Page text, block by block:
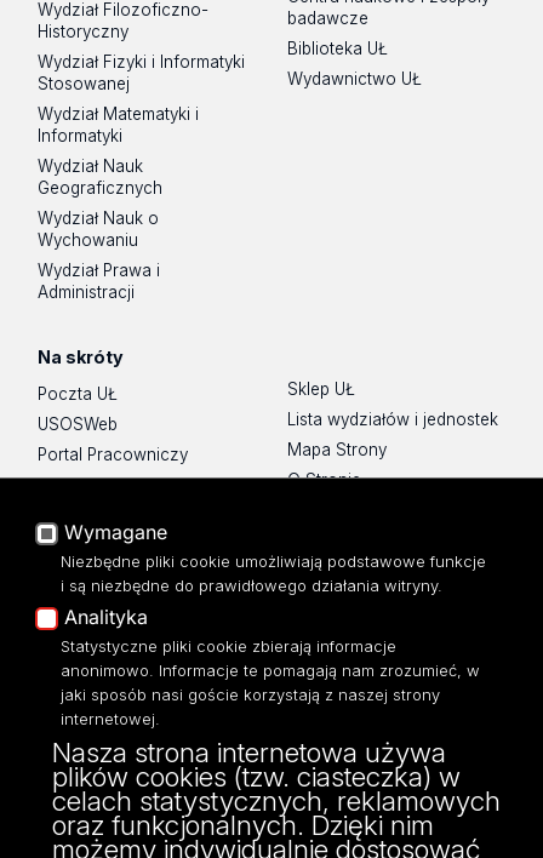
Wydział Filozoficzno-
Historyczny
Wydział Fizyki i Informatyki
Stosowanej
Wydział Matematyki i
Informatyki
Wydział Nauk
Geograficznych
Wydział Nauk o
Wychowaniu
Wydział Prawa i
Administracji
badawcze
Biblioteka UŁ
Wydawnictwo UŁ
Na skróty
Poczta UŁ
USOSWeb
Portal Pracowniczy
Baza Aktów Własnych
Moodle
Eksperci UŁ
Polityka Prywatności
Dostępność
Sklep UŁ
Lista wydziałów i jednostek
Mapa Strony
O Stronie
ul. Narutowicza 68, 90-136 Łódź
NIP: 724 000 32 43
Adres do doręczeń elektronicznych (ADE):
AE:PL-74796-17640-IHHIV-17
Wymagane
Niezbędne pliki cookie umożliwiają podstawowe funkcje
i są niezbędne do prawidłowego działania witryny.
Analityka
Statystyczne pliki cookie zbierają informacje
anonimowo. Informacje te pomagają nam zrozumieć, w
jaki sposób nasi goście korzystają z naszej strony
internetowej.
Nasza strona internetowa używa
plików cookies (tzw. ciasteczka) w
celach statystycznych, reklamowych
oraz funkcjonalnych. Dzięki nim
możemy indywidualnie dostosować